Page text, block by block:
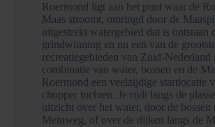
Roermond ligt aan het punt waar de
Maas stroomt, omringd door de
uitgestrekt watergebied dat is ontstaan
grindwinning en nu een van de grootste
recreatiegebieden van Zuid-Nederland
combinatie van water, bossen en de
Roermond een veelzijdige startlocatie
chopper tochten. Je rijdt langs de
uitzicht over het water, door de
Meinweg, of over de dijken langs de